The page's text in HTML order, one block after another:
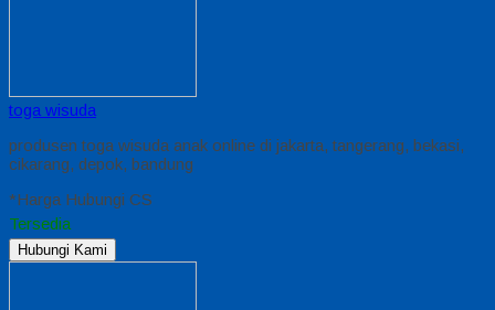
toga wisuda
produsen toga wisuda anak online di jakarta, tangerang, bekasi,
cikarang, depok, bandung
*Harga Hubungi CS
Tersedia
Hubungi Kami